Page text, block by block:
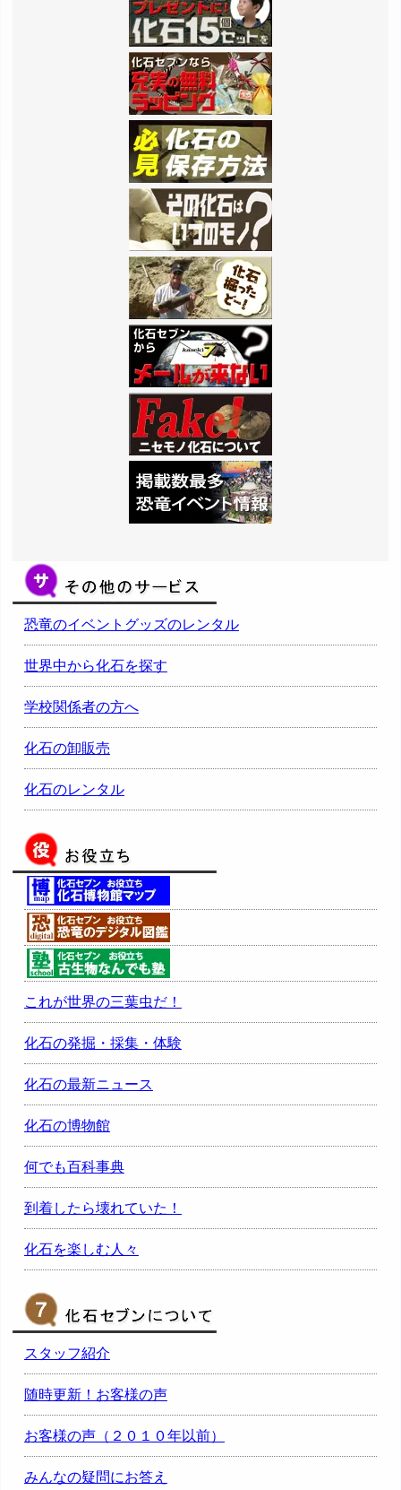
恐竜のイベントグッズのレンタル
世界中から化石を探す
学校関係者の方へ
化石の卸販売
化石のレンタル
これが世界の三葉虫だ！
化石の発掘・採集・体験
化石の最新ニュース
化石の博物館
何でも百科事典
到着したら壊れていた！
化石を楽しむ人々
スタッフ紹介
随時更新！お客様の声
お客様の声（２０１０年以前）
みんなの疑問にお答え